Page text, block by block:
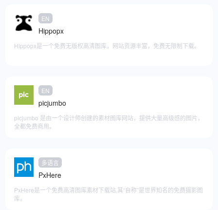
EN
Hippopx
Hippopx是一个免费无版权高清图库，网站资源丰富，免费无限制下载。
EN
picjumbo
picjumbo 是由一个设计师创建的素材图库网站，提供大量高级感的图片，
全都免费商用。
多语言
PxHere
PxHere是一个免费高清图库素材下载站,其“自称”是世界知名的免费摄影图
库。